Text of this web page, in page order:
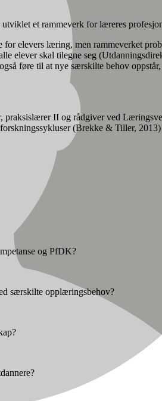
et rammeverk for læreres
elevers læring, men rammeverket
elever skal tilegne seg
føre til at nye særskilte behov
II og rådgiver ved
(Brekke & Tiller,
og PfDK?
særskilte opplæringsbehov?